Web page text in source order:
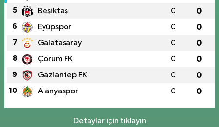
5 Beşiktaş 0 0
6 Eyüpspor 0 0
7 Galatasaray 0 0
8 Çorum FK 0 0
9 Gaziantep FK 0 0
10 Alanyaspor 0 0
Detaylar için tıklayın